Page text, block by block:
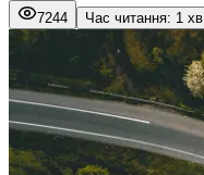
7244 Час читання: 1 хв